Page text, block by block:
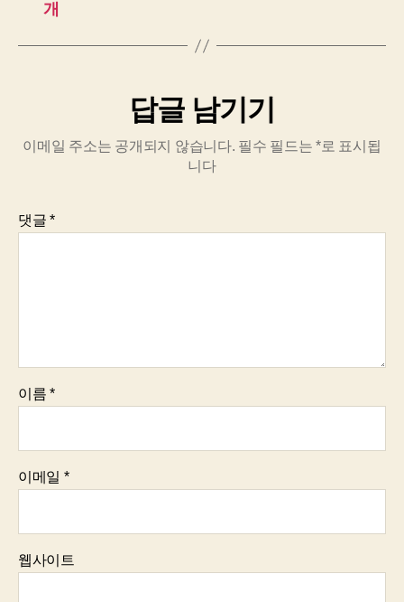
개
답글 남기기
이메일 주소는 공개되지 않습니다. 필수 필드는*로 표시됩
니다
댓글*
이름*
이메일 *
웹사이트